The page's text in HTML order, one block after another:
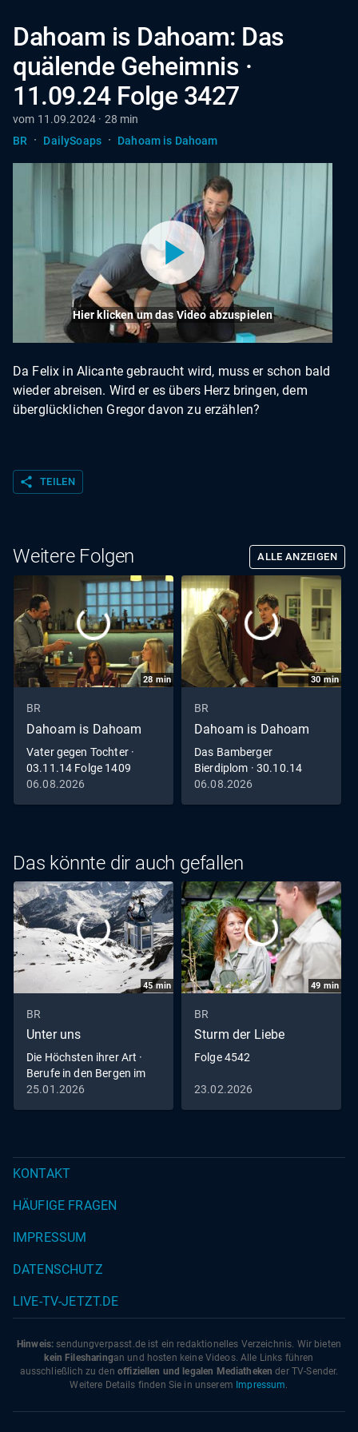
Dahoam is Dahoam: Das
quälende Geheimnis ·
11.09.24 Folge 3427
vom 11.09.2024 · 28 min
BR
· DailySoaps · Dahoam is Dahoam
Hier klicken um das Video abzuspielen
Da Felix in Alicante gebraucht wird, muss er schon bald
wieder abreisen. Wird er es übers Herz bringen, dem
überglücklichen Gregor davon zu erzählen?
share TEILEN
Weitere Folgen ALLE ANZEIGEN
28 min
BR
Dahoam is Dahoam
Vater gegen Tochter ·
03.11.14 Folge 1409
06.08.2026
30 min
BR
Dahoam is Dahoam
Das Bamberger
Bierdiplom · 30.10.14
Folge 1408
06.08.2026
Das könnte dir auch gefallen
45min
BR
Unter uns
Die Höchsten ihrer Art ·
Berufe in den Bergen im
Winter
25.01.2026
49 min
BR
Sturm der Liebe
Folge 4542
23.02.2026
KONTAKT
HÄUFIGE FRAGEN
IMPRESSUM
DATENSCHUTZ
LIVE-TV-JETZT.DE
Hinweis: sendungverpasst.de ist ein redaktionelles Verzeichnis. Wir bieten
kein Filesharingan und hosten keine Videos. Alle Links führen
ausschließlich zu den offiziellen und legalen Mediatheken der TV-Sender.
Weitere Details finden Sie in unserem Impressum.